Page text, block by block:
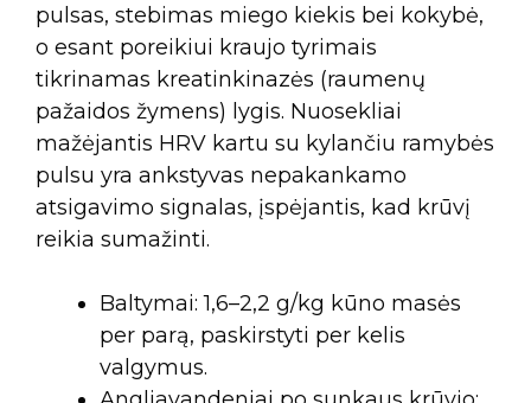
pulsas, stebimas miego kiekis bei kokybė,
o esant poreikiui kraujo tyrimais
tikrinamas kreatinkinazės (raumenų
pažaidos žymens) lygis. Nuosekliai
mažėjantis HRV kartu su kylančiu ramybės
pulsu yra ankstyvas nepakankamo
atsigavimo signalas, įspėjantis, kad krūvį
reikia sumažinti.
Baltymai: 1,6–2,2 g/kg kūno masės
per parą, paskirstyti per kelis
valgymus.